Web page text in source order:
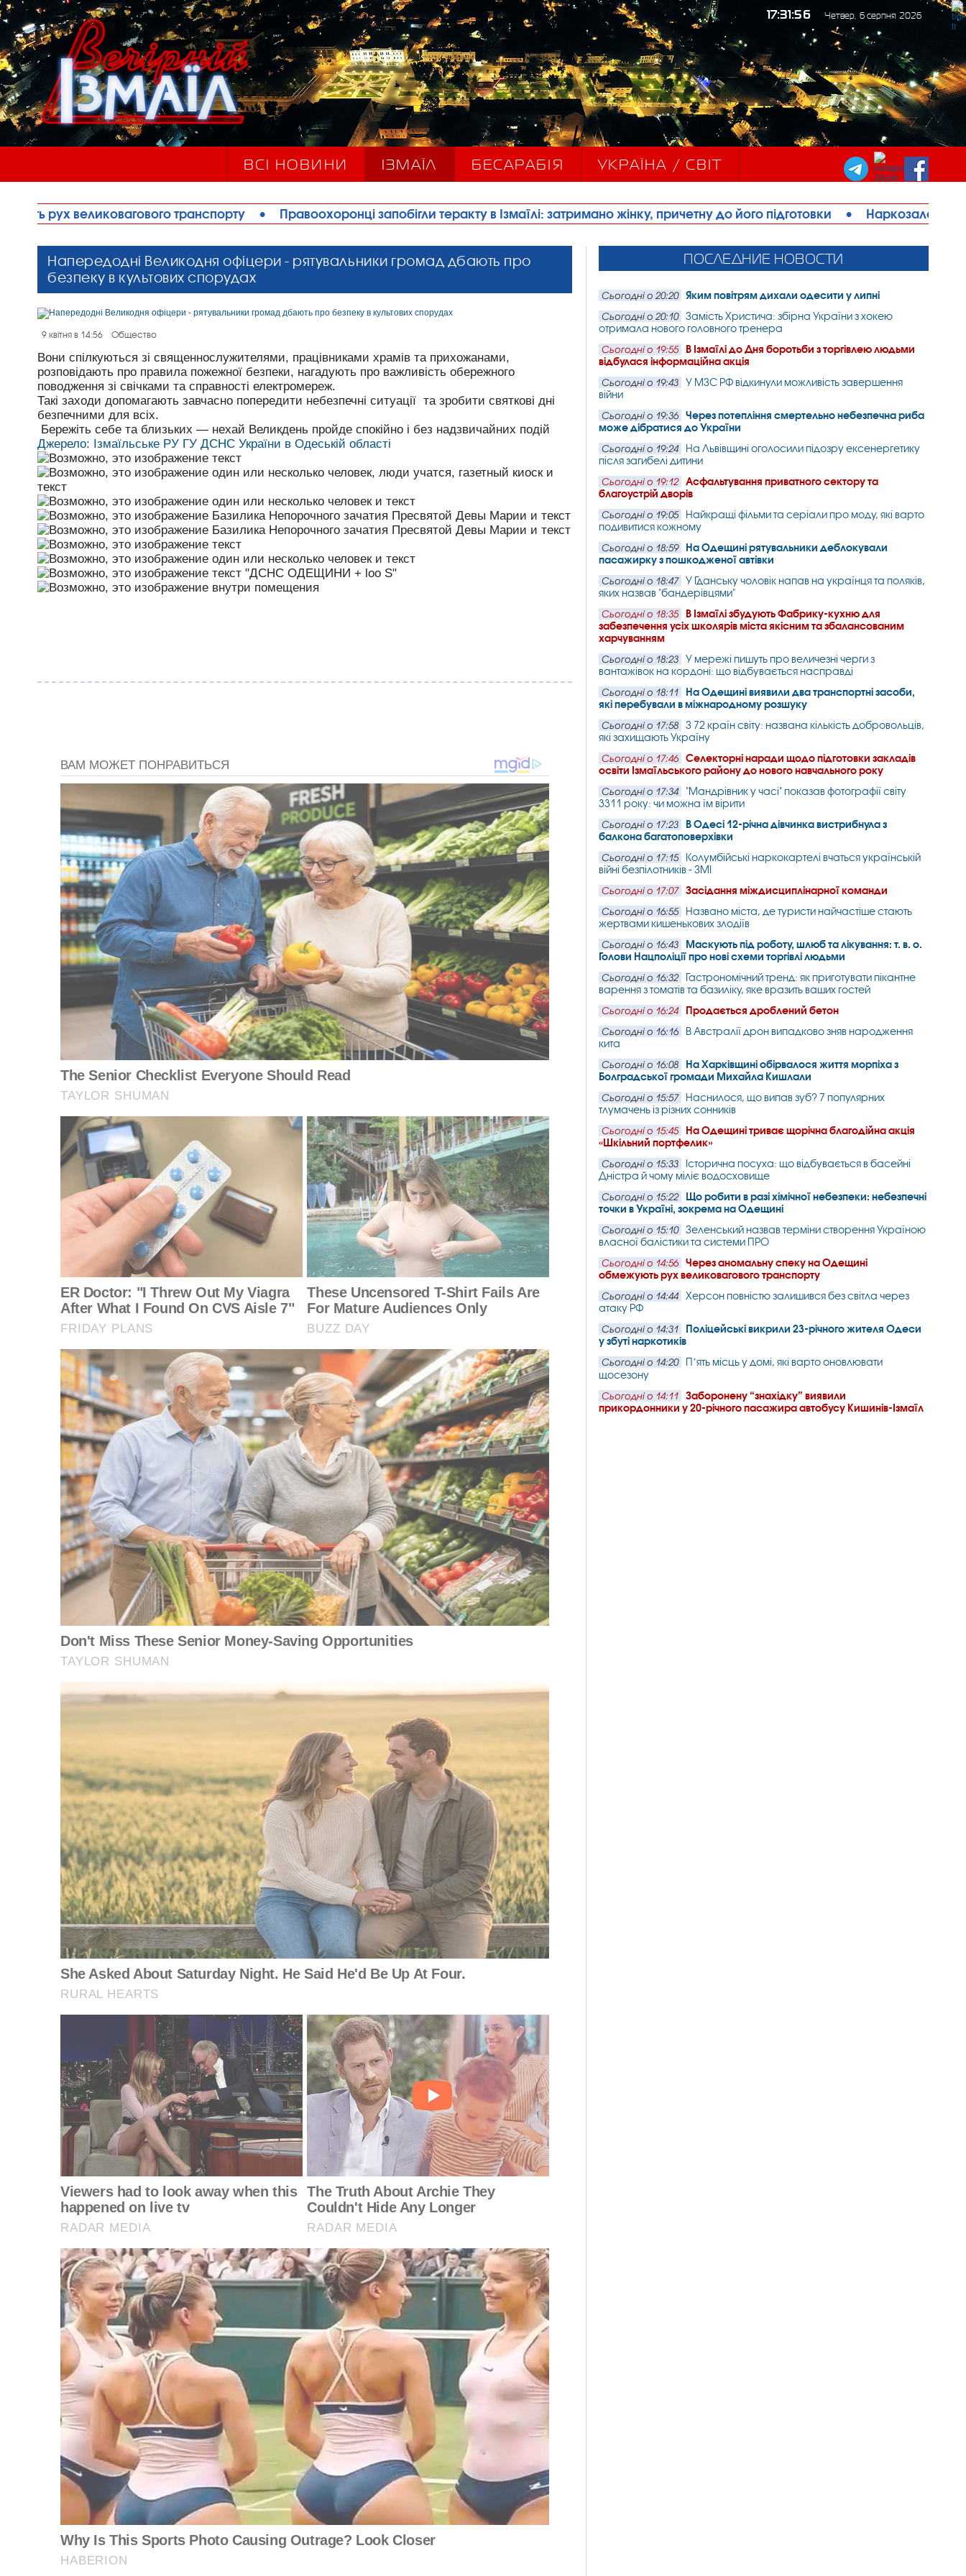
17:31:58 Четвер, 6 серпня 2026
ВСІ НОВИНИ ІЗМАЇЛ БЕСАРАБІЯ УКРАЇНА / СВІТ
транспорту • Правоохоронці запобігли теракту в Ізмаїлі: затримано жінку, причетну до його підготовки • Наркозалежний житель Ізмаїла
Напередодні Великодня офіцери - рятувальники громад дбають про
безпеку в культових спорудах
9 квітня в 14:56 Общество
Вони спілкуються зі священнослужителями, працівниками храмів та прихожанами,
розповідають про правила пожежної безпеки, нагадують про важливість обережного
поводження зі свічками та справності електромереж.
Такі заходи допомагають завчасно попередити небезпечні ситуації та зробити святкові дні
безпечними для всіх.
Бережіть себе та близьких — нехай Великдень пройде спокійно і без надзвичайних подій
Джерело: Ізмаїльське РУ ГУ ДСНС України в Одеській області
ПОСЛЕДНИЕ НОВОСТИ
Сьогодні о 20:20 Яким повітрям дихали одесити у липні
Сьогодні о 20:10
Замість Христича: збірна України з хокею
отримала нового головного тренера
Сьогодні о 19:55
В Ізмаїлі до Дня боротьби з торгівлею людьми
відбулася інформаційна акція
Сьогодні о 19:43
У МЗС РФ відкинули можливість завершення
війни
Сьогодні о 19:36
Через потепління смертельно небезпечна риба
може дібратися до України
Сьогодні о 19:24
На Львівщині оголосили підозру ексенергетику
після загибелі дитини
Сьогодні о 19:12
Асфальтування приватного сектору та
благоустрій дворів
Сьогодні о 19:05
Найкращі фільми та серіали про моду, які варто
подивитися кожному
Сьогодні о 18:59
На Одещині рятувальники деблокували
пасажирку з пошкодженої автівки
Сьогодні о 18:47
У Гданську чоловік напав на українця та поляків,
яких назвав "бандерівцями"
Сьогодні о 18:35
В Ізмаїлі збудують Фабрику-кухню для
забезпечення усіх школярів міста якісним та збалансованим
харчуванням
Сьогодні о 18:23
У мережі пишуть про величезні черги з
вантажівок на кордоні: що відбувається насправді
Сьогодні о 18:11
На Одещині виявили два транспортні засоби,
які перебували в міжнародному розшуку
Сьогодні о 17:58
З 72 країн світу: названа кількість добровольців,
які захищають Україну
Сьогодні о 17:46
Селекторні наради щодо підготовки закладів
освіти Ізмаїльського району до нового навчального року
Сьогодні о 17:34
"Мандрівник у часі" показав фотографії світу
3311 року: чи можна їм вірити
Сьогодні о 17:23
В Одесі 12-річна дівчинка вистрибнула з
балкона багатоповерхівки
Сьогодні о 17:15
Колумбійські наркокартелі вчаться українській
війні безпілотників - ЗМІ
Сьогодні о 17:07 Засідання міждисциплінарної команди
Сьогодні о 16:55
Названо міста, де туристи найчастіше стають
жертвами кишенькових злодіїв
Сьогодні о 16:43
Маскують під роботу, шлюб та лікування: т. в. о.
Голови Нацполіції про нові схеми торгівлі людьми
Сьогодні о 16:32
Гастрономічний тренд: як приготувати пікантне
варення з томатів та базиліку, яке вразить ваших гостей
Сьогодні о 16:24 Продається дроблений бетон
Сьогодні о 16:16
В Австралії дрон випадково зняв народження
кита
Сьогодні о 16:08
На Харківщині обірвалося життя морпіха з
Болградської громади Михайла Кишлали
Сьогодні о 15:57
Наснилося, що випав зуб? 7 популярних
тлумачень із різних сонників
Сьогодні о 15:45
На Одещині триває щорічна благодійна акція
«Шкільний портфелик»
Сьогодні о 15:33
Історична посуха: що відбувається в басейні
Дністра й чому міліє водосховище
Сьогодні о 15:22
Що робити в разі хімічної небезпеки: небезпечні
точки в Україні, зокрема на Одещині
Сьогодні о 15:10
Зеленський назвав терміни створення Україною
власної балістики та системи ПРО
Сьогодні о 14:56
Через аномальну спеку на Одещині
обмежують рух великовагового транспорту
Сьогодні о 14:44
Херсон повністю залишився без світла через
атаку РФ
Сьогодні о 14:31
Поліцейські викрили 23-річного жителя Одеси
у збуті наркотиків
Сьогодні о 14:20
Пʼять місць у домі, які варто оновлювати
щосезону
Сьогодні о 14:11
Заборонену “знахідку” виявили
прикордонники у 20-річного пасажира автобусу Кишинів-Ізмаїл